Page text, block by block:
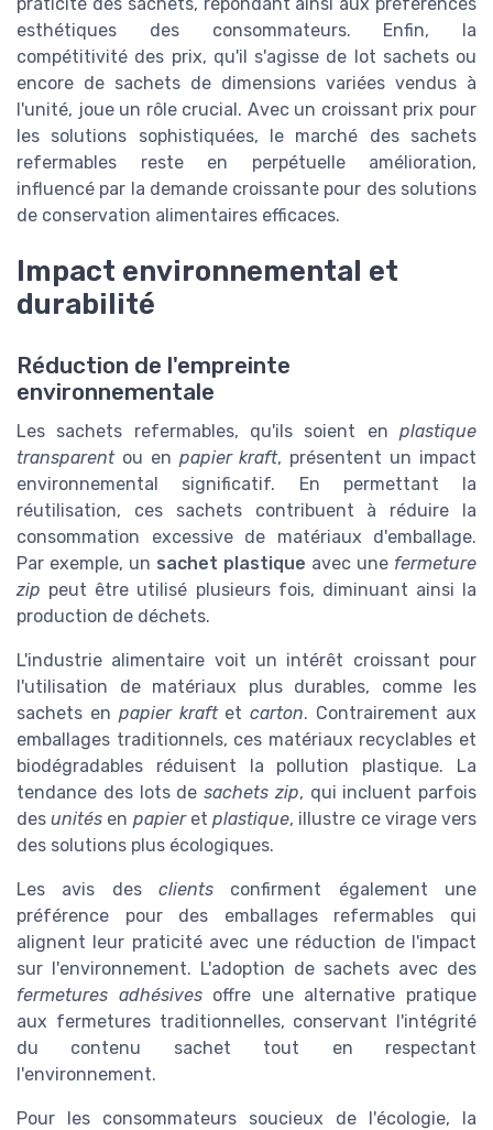
praticité des sachets, répondant ainsi aux préférences
esthétiques des consommateurs. Enfin, la
compétitivité des prix, qu'il s'agisse de lot sachets ou
encore de sachets de dimensions variées vendus à
l'unité, joue un rôle crucial. Avec un croissant prix pour
les solutions sophistiquées, le marché des sachets
refermables reste en perpétuelle amélioration,
influencé par la demande croissante pour des solutions
de conservation alimentaires efficaces.
Impact environnemental et
durabilité
Réduction de l'empreinte
environnementale
Les sachets refermables, qu'ils soient en plastique
transparentou en papier kraft, présentent un impact
environnemental significatif. En permettant la
réutilisation, ces sachets contribuent à réduire la
consommation excessive de matériaux d'emballage.
Par exemple, un sachet plastique avec une fermeture
zip peut être utilisé plusieurs fois, diminuant ainsi la
production de déchets.
L'industrie alimentaire voit un intérêt croissant pour
l'utilisation de matériaux plus durables, comme les
sachets en papier kraftetcarton. Contrairement aux
emballages traditionnels, ces matériaux recyclables et
biodégradables réduisent la pollution plastique. La
tendance des lots de sachets zip, qui incluent parfois
desunités en papieretplastique, illustre ce virage vers
des solutions plus écologiques.
Les avis des clients confirment également une
préférence pour des emballages refermables qui
alignent leur praticité avec une réduction de l'impact
sur l'environnement. L'adoption de sachets avec des
fermetures adhésivesoffre une alternative pratique
aux fermetures traditionnelles, conservant l'intégrité
du contenu sachet tout en respectant
l'environnement.
Pour les consommateurs soucieux de l'écologie, la